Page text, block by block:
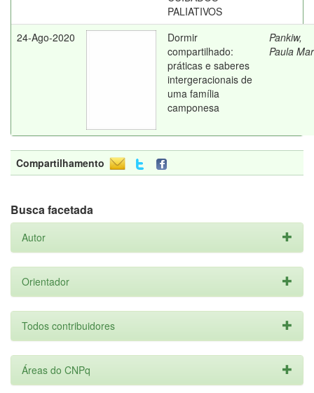
PALIATIVOS
24-Ago-2020
Dormir
compartilhado:
práticas e saberes
intergeracionais de
uma família
camponesa
Pankiw,
Paula
Compartilhamento
Busca facetada
Autor
Orientador
Todos contribuidores
Áreas do CNPq